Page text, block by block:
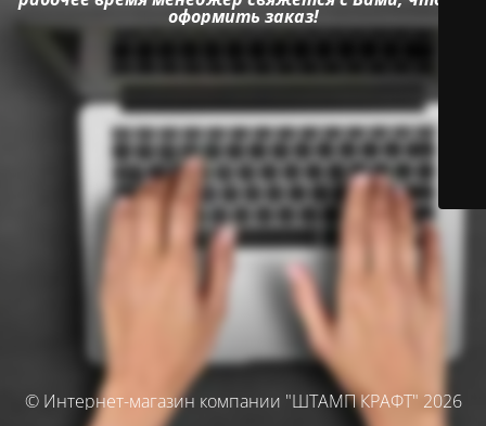
оформить заказ!
© Интернет-магазин компании "ШТАМП КРАФТ" 2026